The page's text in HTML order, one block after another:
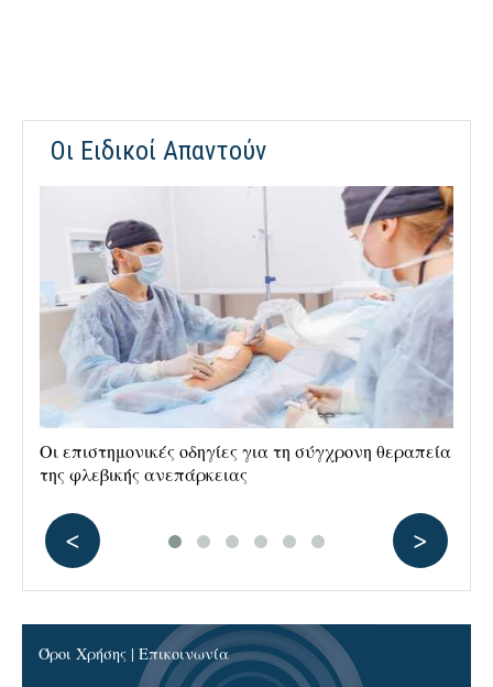
Οι Ειδικοί Απαντούν
Οι επιστημονικές οδηγίες για τη σύγχρονη θεραπεία
της φλεβικής ανεπάρκειας
< >
ΑΡΧΙΚΗ ΙΑΤΡΙΚΑ ΝΕΑ ΘΕΡΑΠΕΙΕΣ
Όροι Χρήσης | Επικοινωνία